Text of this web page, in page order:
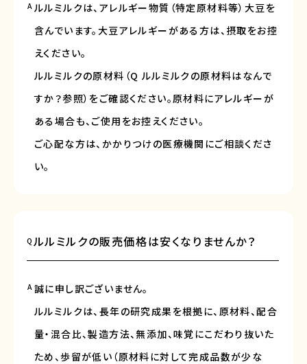
A ルルミルクは、アレルギー物質（特定原材料等）大豆を
含んでいます。大豆アレルギーがある方は、摂取をお控
えください。
ルルミルクの原材料（Q ルルミルクの原材料はなんで
すか？参照）をご確認ください。原材料にアレルギーが
ある場合も、ご使用をお控えください。
ご心配な方は、かかりつけの医療機関にご相談くださ
い。
Q ルルミルクの販売価格は安くなりませんか？
A 誠に申し訳ございません。
ルルミルクは、長年の研究成果を根拠に、原材料、配合
量・混合比、製造方法、無添加、味覚にこだわり抜いた
ため、歩留が低い（原材料に対して完成品数が少な